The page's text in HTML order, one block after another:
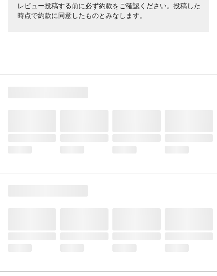
レビュー投稿する前に必ず約款をご確認ください。投稿した
時点で約款に同意したものとみなします。